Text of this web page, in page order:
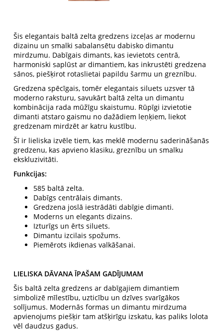
Šis elegantais baltā zelta gredzens izceļas ar modernu
dizainu un smalki sabalansētu dabisko dimantu
mirdzumu. Dabīgais dimants, kas ievietots centrā,
harmoniski saplūst ar dimantiem, kas inkrustēti gredzena
sānos, piešķirot rotaslietai papildu šarmu un greznību.
Gredzena spēcīgais, tomēr elegantais siluets uzsver tā
moderno raksturu, savukārt baltā zelta un dimantu
kombinācija rada mūžīgu skaistumu. Rūpīgi izvietotie
dimanti atstaro gaismu no dažādiem leņķiem, liekot
gredzenam mirdzēt ar katru kustību.
Šī ir lieliska izvēle tiem, kas meklē modernu saderināšanās
gredzenu, kas apvieno klasiku, greznību un smalku
ekskluzivitāti.
Funkcijas:
585 baltā zelta.
Dabīgs centrālais dimants.
Gredzena joslā iestrādāti dabīgie dimanti.
Moderns un elegants dizains.
Izturīgs un ērts siluets.
Dimantu izcilais spožums.
Piemērots ikdienas valkāšanai.
LIELISKA DĀVANA ĪPAŠAM GADĪJUMAM
Šis baltā zelta gredzens ar dabīgajiem dimantiem
simbolizē mīlestību, uzticību un dzīves svarīgākos
solījumus. Modernās formas un dimantu mirdzuma
apvienojums piešķir tam atšķirīgu izskatu, kas paliks lolota
vēl daudzus gadus.